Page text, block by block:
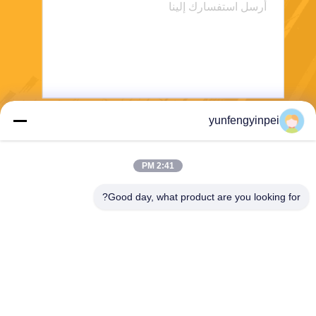
yunfengyinpei
2:41 PM
Good day, what product are you looking for?